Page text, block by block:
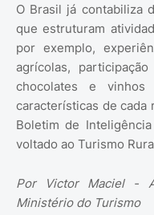
O Brasil já contabiliza
que estruturam
por exemplo,
agrícolas,
chocolates e vinhos
características de cada
Boletim de
voltado ao Turismo
Por Victor Maciel -
Ministério do Turismo